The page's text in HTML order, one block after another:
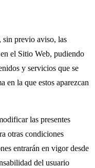
sin previo aviso, las
el Sitio Web, pudiendo
y servicios que se
en la que estos aparezcan
las presentes
otras condiciones
entrarán en vigor desde
del usuario